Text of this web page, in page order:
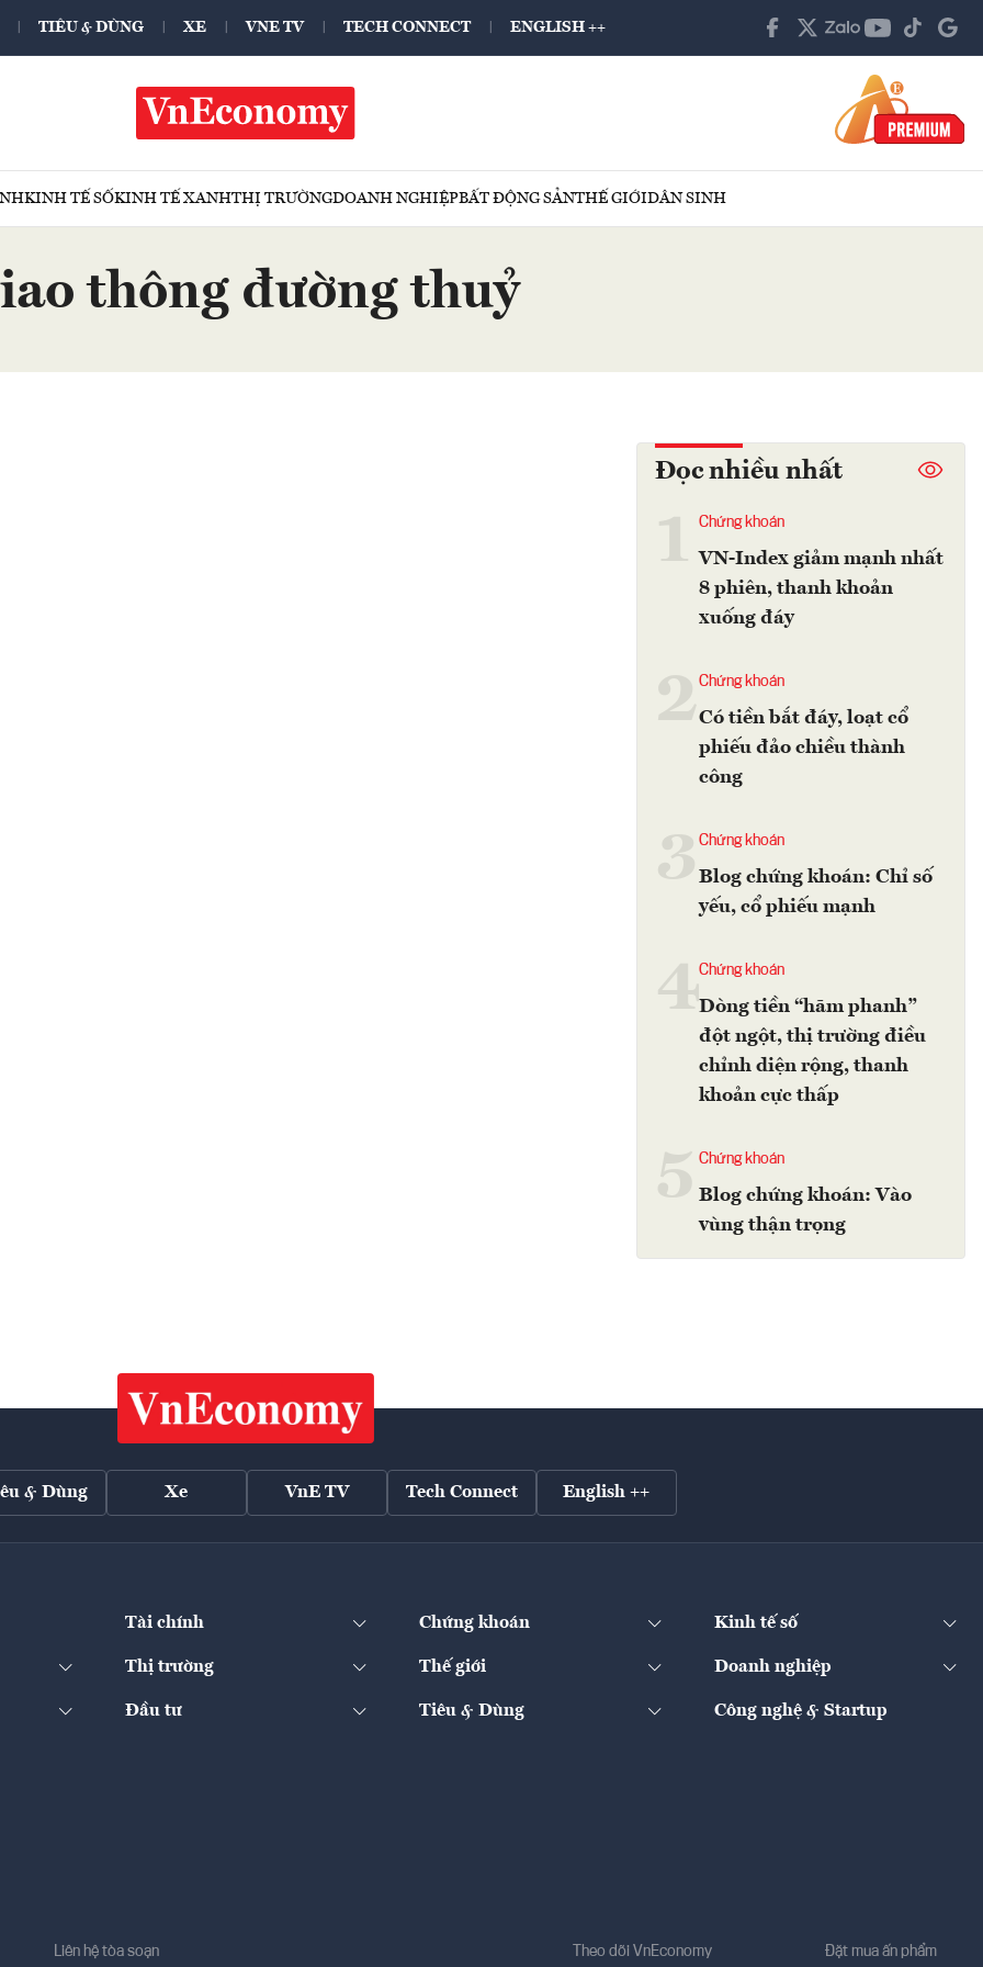
TIÊU & DÙNG XE VNE TV TECH CONNECT ENGLISH ++
KINH TẾ SỐKINH TẾ XANHTHỊ TRƯỜNGDOANH NGHIỆPBẤT ĐỘNG SẢNTHẾ GIỚIDÂN SINH
thông đường thuỷ
Đọc nhiều nhất
Chứng khoán
VN-Index giảm mạnh nhất
8 phiên, thanh khoản
xuống đáy
2Chứng khoán
Có tiền bắt đáy, loạt cổ
phiếu đảo chiều thành
công
Chứng khoán
Blog chứng khoán: Chỉ số
yếu, cổ phiếu mạnh
4Chứng khoán
Dòng tiền “hãm phanh”
đột ngột, thị trường điều
chỉnh diện rộng, thanh
khoản cực thấp
Chứng khoán
Blog chứng khoán: Vào
vùng thận trọng
& Dùng Xe VnE TV Tech Connect English ++
Tài chính Chứng khoán Kinh tế số
Thị trường Thế giới Doanh nghiệp
Đầu tư Tiêu & Dùng Công nghệ & Startup
Liên hệ tòa soạn Theo dõi VnEconomy Đặt mua ấn phẩm